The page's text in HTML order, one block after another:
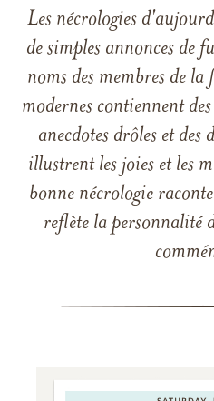
Les nécrologies
de simples annonces de
noms des membres de
modernes contiennent
anecdotes drôles et
illustrent les joies et les
bonne nécrologie
reflète la personnalité